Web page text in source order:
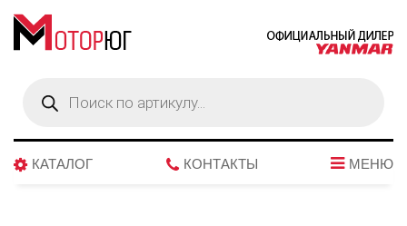
товаров
КАТАЛОГ КОНТАКТЫ МЕНЮ